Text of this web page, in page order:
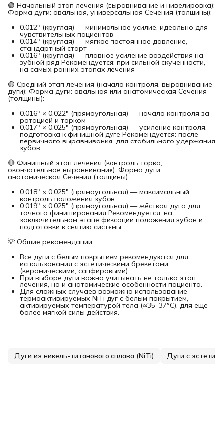
🟢 Начальный этап лечения (выравнивание и нивелировка):
Форма дуги: овальная, универсальная Сечения (толщины):
0.012" (круглая) — минимальное усилие, идеально для
чувствительных пациентов
0.014" (круглая) — мягкое постоянное давление,
стандартный старт
0.016" (круглая) — плавное усиление воздействия на
зубной ряд Рекомендуется: при сильной скученности,
на самых ранних этапах лечения
🟡 Средний этап лечения (начало контроля, выравнивание
дуги): Форма дуги: овальная или анатомическая Сечения
(толщины):
0.016" × 0.022" (прямоугольная) — начало контроля за
ротацией и торком
0.017" × 0.025" (прямоугольная) — усиление контроля,
подготовка к финишной дуге Рекомендуется: после
первичного выравнивания, для стабильного удержания
зубов
🔴 Финишный этап лечения (контроль торка,
окончательное выравнивание): Форма дуги:
анатомическая Сечения (толщины):
0.018" × 0.025" (прямоугольная) — максимальный
контроль положения зубов
0.019" × 0.025" (прямоугольная) — жёсткая дуга для
точного финиширования Рекомендуется: на
заключительном этапе фиксации положения зубов и
подготовки к снятию системы
💡 Общие рекомендации:
Все дуги с белым покрытием рекомендуются для
использования с эстетическими брекетами
(керамическими, сапфировыми).
При выборе дуги важно учитывать не только этап
лечения, но и анатомические особенности пациента.
Для сложных случаев возможно использование
термоактивируемых NiTi дуг с белым покрытием,
активируемых температурой тела (≈35–37°C), для ещё
более мягкой силы действия.
Дуги из никель-титанового сплава (NiTi)